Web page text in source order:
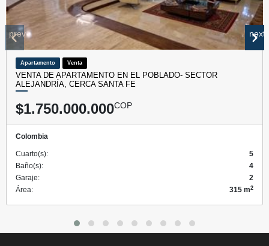
Apartamento Venta
VENTA DE APARTAMENTO EN EL POBLADO- SECTOR
ALEJANDRÍA, CERCA SANTA FE
$1.750.000.000COP
Colombia
Cuarto(s):
5
Baño(s):
4
Garaje:
2
Área:
315 m2
prev next